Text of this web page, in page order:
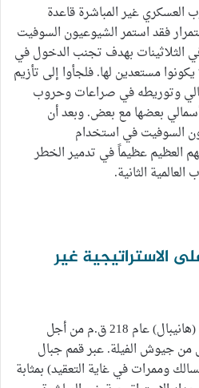
العسكري غير المباشرة قاعدة
فقد استمر الشيوعيون السوفيت
الثلاثينات بهدف تجنب الدخول في
مستعدين لها. فلجأوا إلى تأزيم
وتوريطه في صراعات وحروب
بعضها مع بعض. وبعد أن
السوفيت في استخدام
العظيم عظيماً في تدمير الخطر
الثانية.
الاستراتيجية غير
ربما تعد تحركات قائد قرطاجة (هانيبال) عام 218 ق.م من أجل
جيوش الفيلة. عبر قمم جبال
وممرات في غاية التعقيد) بمثابة